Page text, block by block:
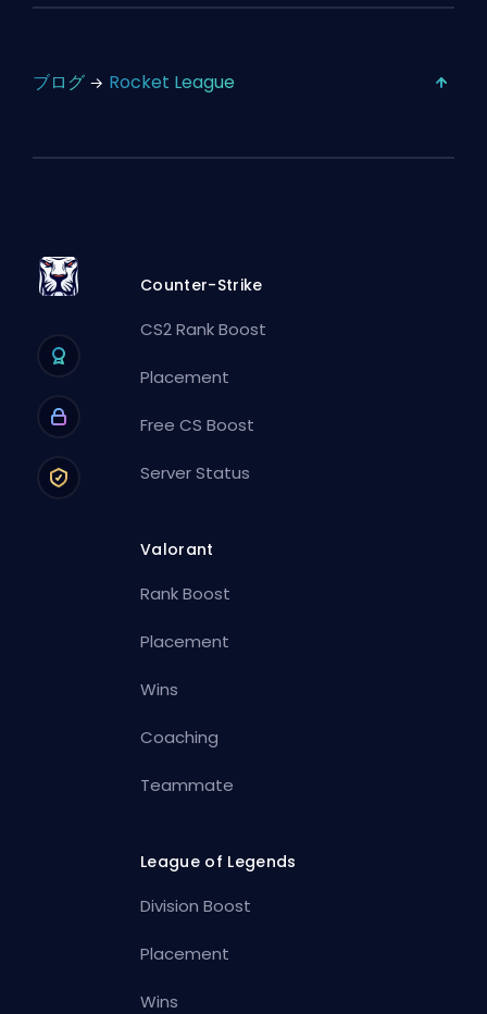
ブログ Rocket League
Counter-Strike
CS2 Rank Boost
Placement
Free CS Boost
Server Status
Valorant
Rank Boost
Placement
Wins
Coaching
Teammate
League of Legends
Division Boost
Placement
Wins